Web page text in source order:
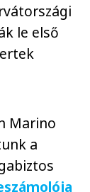
le első
Marino
a